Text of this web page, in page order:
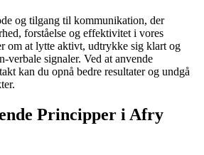
og tilgang til kommunikation, der
forståelse og effektivitet i vores
om at lytte aktivt, udtrykke sig klart og
signaler. Ved at anvende
kan du opnå bedre resultater og undgå
Principper i Afry